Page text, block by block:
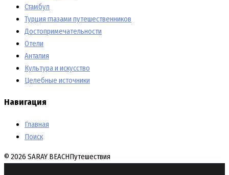
Стамбул
Турция глазами путешественников
Достопримечательности
Отели
Анталия
Культура и искусство
Целебные источники
Навигация
Главная
Поиск
© 2026 SARAY BEACHПутешествия